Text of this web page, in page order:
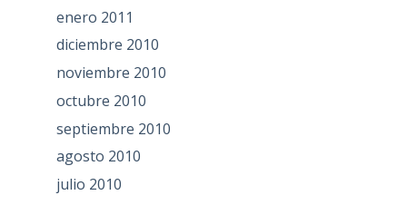
enero 2011
diciembre 2010
noviembre 2010
octubre 2010
septiembre 2010
agosto 2010
julio 2010